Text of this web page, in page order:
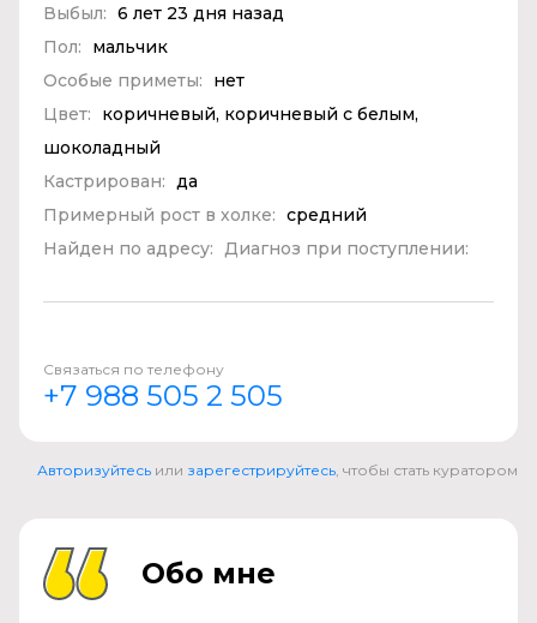
Выбыл: 6 лет 23 дня назад
Пол:
мальчик
Особые приметы:
нет
Цвет:
коричневый, коричневый с белым,
шоколадный
Кастрирован: да
Примерный рост в холке: средний
Найден по адресу: Диагноз при поступлении:
Связаться по телефону
+7 988 505 2 505
Авторизуйтесь или зарегестрируйтесь , чтобы стать куратором
Обо мне